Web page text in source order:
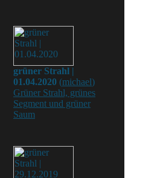
grüner Strahl |
01.04.2020 (michael)
Grüner Strahl, grünes
Segment und grüner
Saum